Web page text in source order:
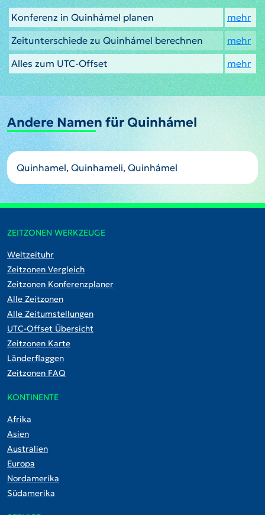
Konferenz in Quinhámel planen
mehr
Zeitunterschiede zu Quinhámel berechnen
mehr
Alles zum UTC-Offset
mehr
Andere Namen für Quinhámel
Quinhamel, Quinhameli, Quinhámel
ZEITZONEN WERKZEUGE
Weltzeituhr
Zeitzonen Vergleich
Zeitzonen Konferenzplaner
Alle Zeitzonen
Alle Zeitumstellungen
UTC-Offset Übersicht
Zeitzonen Karte
Länderflaggen
Zeitzonen FAQ
KONTINENTE
Afrika
Asien
Australien
Europa
Nordamerika
Südamerika